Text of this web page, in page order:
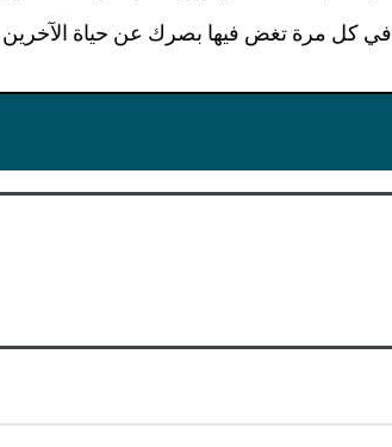
مرة تغض فيها بصرك عن حياة الآخرين